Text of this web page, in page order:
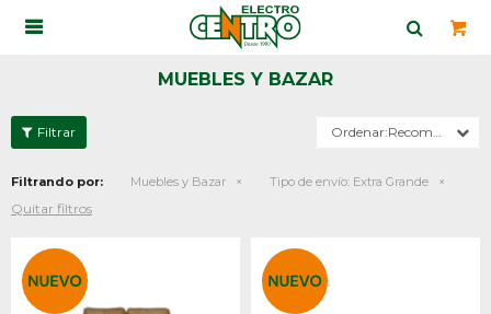

MUEBLES Y BAZAR
Recomendados
Filtrando por: Muebles y Bazar Tipo de envío: Extra Grande
Quitar filtros